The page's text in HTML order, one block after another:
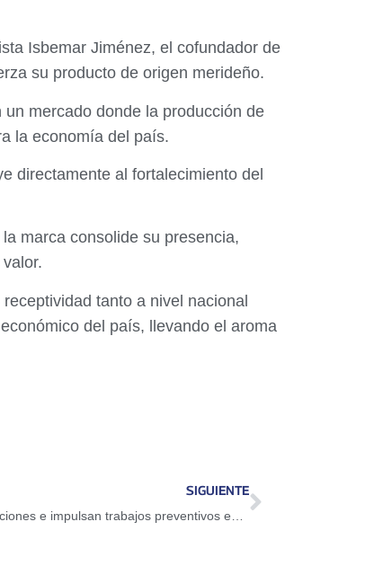
Isbemar Jiménez, el cofundador de
su producto de origen merideño.
mercado donde la producción de
la economía del país.
directamente al fortalecimiento del
marca consolide su presencia,
tanto a nivel nacional
del país, llevando el aroma
SIGUIENTE